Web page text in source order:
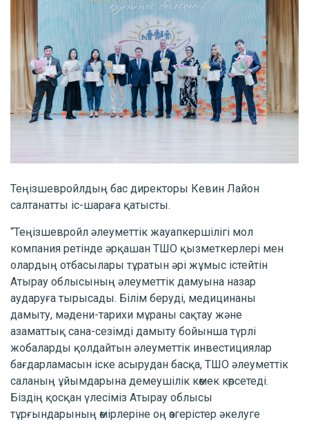
Теңізшевройлдың бас директоры Кевин Лайон
салтанатты іс-шараға қатысты.
“Теңізшевройл әлеуметтік жауапкершілігі мол
компания ретінде әрқашан ТШО қызметкерлері мен
олардың отбасылары тұратын әрі жұмыс істейтін
Атырау облысының әлеуметтік дамуына назар
аударуға тырысады. Білім беруді, медицинаны
дамыту, мәдени-тарихи мұраны сақтау және
азаматтық сана-сезімді дамыту бойынша түрлі
жобаларды қолдайтын әлеуметтік инвестициялар
бағдарламасын іске асырудан басқа, ТШО әлеуметтік
саланың ұйымдарына демеушілік көмек көрсетеді.
Біздің қосқан үлесіміз Атырау облысы
тұрғындарының өмірлеріне оң өзгерістер әкелуге